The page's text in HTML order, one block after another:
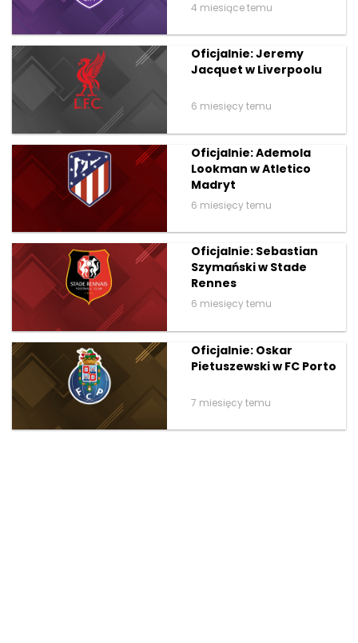
4 miesiące temu
Oficjalnie: Jeremy
Jacquet w Liverpoolu
6 miesięcy temu
Oficjalnie: Ademola
Lookman w Atletico
Madryt
6 miesięcy temu
Oficjalnie: Sebastian
Szymański w Stade
Rennes
6 miesięcy temu
Oficjalnie: Oskar
Pietuszewski w FC Porto
7 miesięcy temu